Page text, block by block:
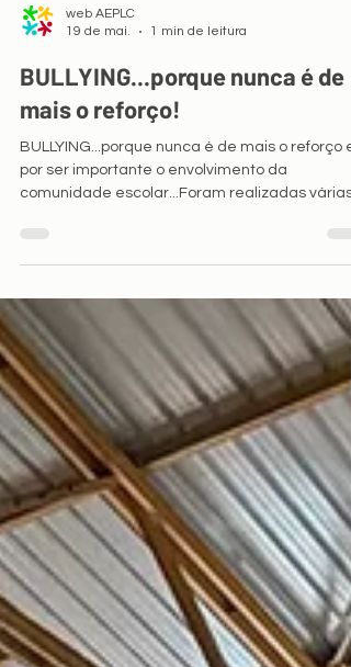
web AEPLC
19 de mai.
1 min de leitura
BULLYING...porque nunca é de
mais o reforço!
sessões ao longo do ano letivo para todos os
alunos da EB2, 3 Prof.Lindley Cintra com o
objetivo de alertar e ensinar outros caminhos. A
organização teve a colaboração do Serviço
Social Escolar e do Coordenador de
Estabelecimento em articulação com a
PSP/Escola Segura, promotores das
sessões.